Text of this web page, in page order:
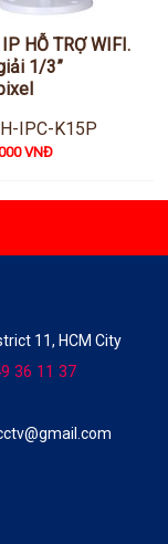
HỖ TRỢ WIFI.
1/3”
IPC-K15P
VNĐ
11, HCM City
36 11 37